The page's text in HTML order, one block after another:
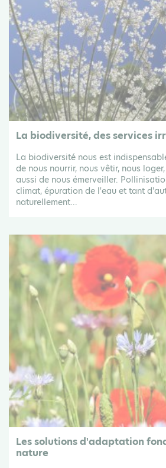
La biodiversité, des services
La biodiversité nous est
de nous nourrir, nous vêtir, nous
aussi de nous émerveiller.
climat, épuration de l'eau et tant
naturellement...
Les solutions d'adaptation
nature